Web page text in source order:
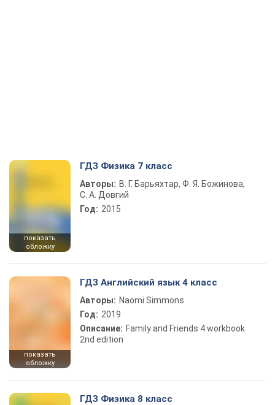
показать
обложку
ГДЗ Физика 7 класс
Авторы: В. Г. Барьяхтар, Ф. Я. Божинова,
С. А. Довгий
Год: 2015
показать
обложку
ГДЗ Английский язык 4 класс
Авторы: Naomi Simmons
Год: 2019
Описание: Family and Friends 4 workbook
2nd edition
ГДЗ Физика 8 класс